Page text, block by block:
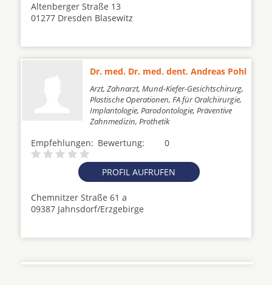
Altenberger Straße 13
01277 Dresden Blasewitz
Dr. med. Dr. med. dent. Andreas Pohl
Arzt, Zahnarzt, Mund-Kiefer-Gesichtschirurg,
Plastische Operationen, FA für Oralchirurgie,
Implantologie, Parodontologie, Präventive
Zahnmedizin, Prothetik
Empfehlungen: 0
Bewertung:
PROFIL AUFRUFEN
Chemnitzer Straße 61 a
09387 Jahnsdorf/Erzgebirge